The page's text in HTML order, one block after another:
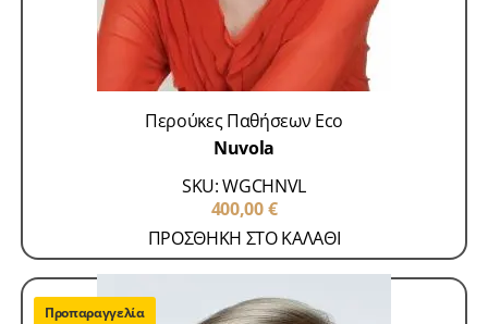
Περούκες Παθήσεων Eco
Nuvola
SKU: WGCHNVL
400,00€
ΠΡΟΣΘΗΚΗ ΣΤΟ ΚΑΛΑΘΙ
Προπαραγγελία